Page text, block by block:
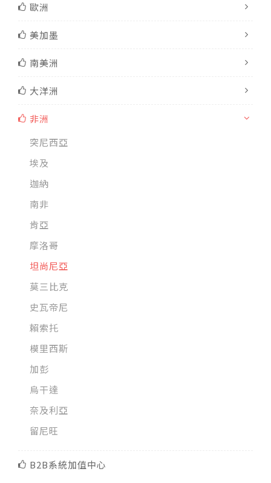
歐洲
美加墨
南美洲
大洋洲
非洲
突尼西亞
埃及
迦納
南非
肯亞
摩洛哥
坦尚尼亞
莫三比克
史瓦帝尼
賴索托
模里西斯
加彭
​​​​​​​烏干達
奈及利亞
留尼旺
B2B系統加值中心